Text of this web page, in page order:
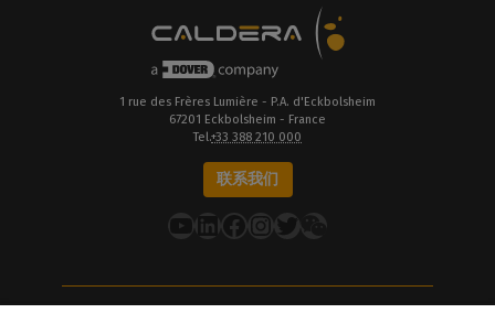
1 rue des Frères Lumière - P.A. d'Eckbolsheim
67201 Eckbolsheim - France
Tel.+33 388 210 000
联系我们
YouTube
LinkedIn
在 Facebook 上Instagram
推特